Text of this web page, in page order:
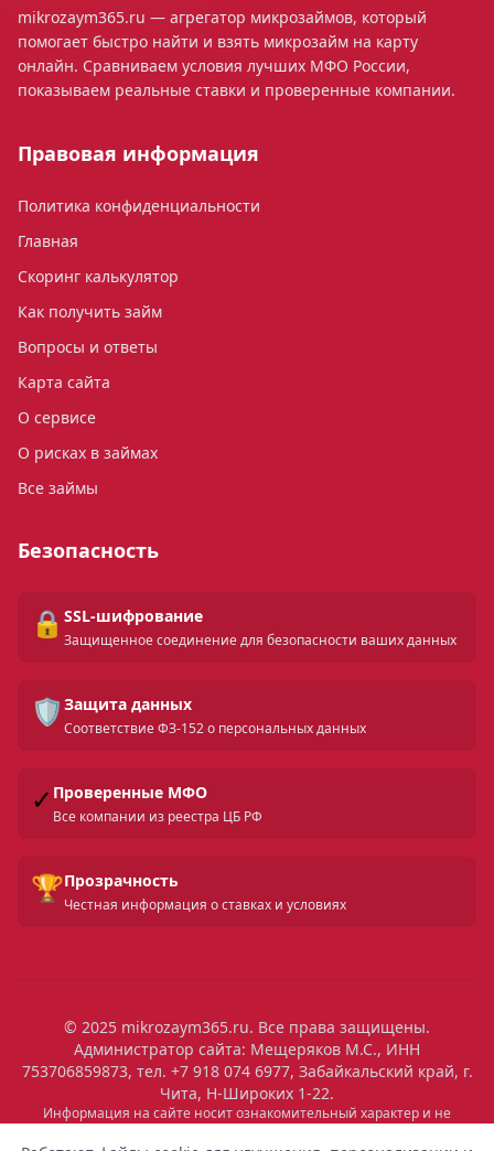
Скрыть
mikrozaym365.ru — агрегатор микрозаймов, который
помогает быстро найти и взять микрозайм на карту
онлайн. Сравниваем условия лучших МФО России,
показываем реальные ставки и проверенные компании.
Правовая информация
Политика конфиденциальности
Главная
Скоринг калькулятор
Как получить займ
Вопросы и ответы
Карта сайта
О сервисе
О рисках в займах
Все займы
Безопасность
🔒 SSL-шифрование
Защищенное соединение для безопасности ваших данных
🛡️ Защита данных
Соответствие ФЗ-152 о персональных данных
✓ Проверенные МФО
Все компании из реестра ЦБ РФ
🏆Прозрачность
Честная информация о ставках и условиях
© 2025 mikrozaym365.ru. Все права защищены.
Администратор сайта: Мещеряков М.С., ИНН
753706859873, тел. +7 918 074 6977, Забайкальский край, г.
Чита, Н-Широких 1-22.
Информация на сайте носит ознакомительный характер и не
является публичной офертой. Все условия микрозаймов уточняйте